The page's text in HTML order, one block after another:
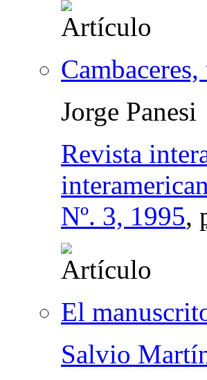
Jorge Panesi
Revista
Nº. 3, 1995,
El
Salvio